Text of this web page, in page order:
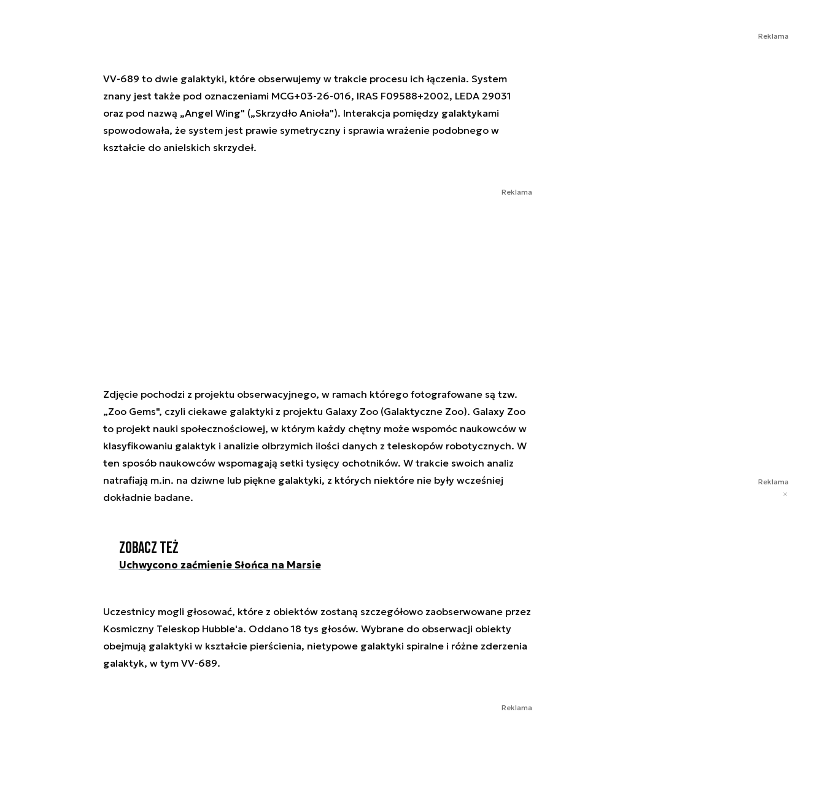
VV-689 to dwie galaktyki, które obserwujemy w trakcie procesu ich łączenia. System
znany jest także pod oznaczeniami MCG+03-26-016, IRAS F09588+2002, LEDA 29031
oraz pod nazwą „Angel Wing" („Skrzydło Anioła"). Interakcja pomiędzy galaktykami
spowodowała, że system jest prawie symetryczny i sprawia wrażenie podobnego w
kształcie do anielskich skrzydeł.
Reklama
Zdjęcie pochodzi z projektu obserwacyjnego, w ramach którego fotografowane są tzw.
„Zoo Gems", czyli ciekawe galaktyki z projektu Galaxy Zoo (Galaktyczne Zoo). Galaxy Zoo
to projekt nauki społecznościowej, w którym każdy chętny może wspomóc naukowców w
klasyfikowaniu galaktyk i analizie olbrzymich ilości danych z teleskopów robotycznych. W
ten sposób naukowców wspomagają setki tysięcy ochotników. W trakcie swoich analiz
natrafiają m.in. na dziwne lub piękne galaktyki, z których niektóre nie były wcześniej
dokładnie badane.
Zobacz też
Uchwycono zaćmienie Słońca na Marsie
Uczestnicy mogli głosować, które z obiektów zostaną szczegółowo zaobserwowane przez
Kosmiczny Teleskop Hubble'a. Oddano 18 tys głosów. Wybrane do obserwacji obiekty
obejmują galaktyki w kształcie pierścienia, nietypowe galaktyki spiralne i różne zderzenia
galaktyk, w tym VV-689.
Reklama
Reklama
Reklama